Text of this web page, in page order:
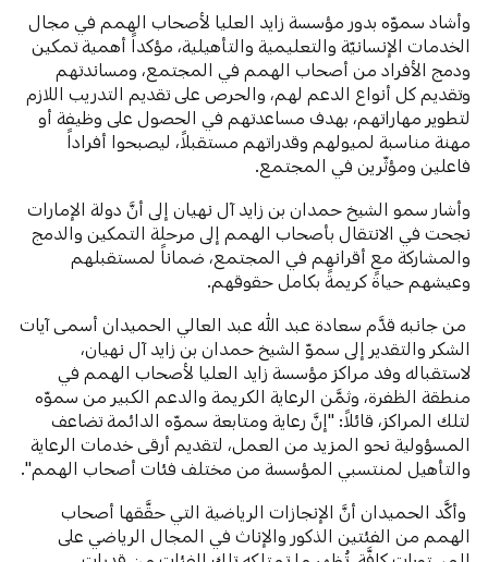
وأشاد سموّه بدور مؤسسة زايد العليا لأصحاب الهمم في مجال
الخدمات الإنسانيّة والتعليمية والتأهيلية، مؤكداً أهمية تمكين
ودمج الأفراد من أصحاب الهمم في المجتمع، ومساندتهم
وتقديم كل أنواع الدعم لهم، والحرص على تقديم التدريب اللازم
لتطوير مهاراتهم، بهدف مساعدتهم في الحصول على وظيفة أو
مهنة مناسبة لميولهم وقدراتهم مستقبلاً، ليصبحوا أفراداً
فاعلين ومؤثّرين في المجتمع.
وأشار سمو الشيخ حمدان بن زايد آل نهيان إلى أنَّ دولة الإمارات
نجحت في الانتقال بأصحاب الهمم إلى مرحلة التمكين والدمج
والمشاركة مع أقرانهم في المجتمع، ضماناً لمستقبلهم
وعيشهم حياةً كريمةً بكامل حقوقهم.
من جانبه قدَّم سعادة عبد الله عبد العالي الحميدان أسمى آيات
الشكر والتقدير إلى سموّ الشيخ حمدان بن زايد آل نهيان،
لاستقباله وفد مراكز مؤسسة زايد العليا لأصحاب الهمم في
منطقة الظفرة، وثمَّن الرعاية الكريمة والدعم الكبير من سموّه
لتلك المراكز، قائلاً: "إنَّ رعاية ومتابعة سموّه الدائمة تضاعف
المسؤولية نحو المزيد من العمل، لتقديم أرقى خدمات الرعاية
والتأهيل لمنتسبي المؤسسة من مختلف فئات أصحاب الهمم".
وأكَّد الحميدان أنَّ الإنجازات الرياضية التي حقَّقها أصحاب
الهمم من الفئتين الذكور والإناث في المجال الرياضي على